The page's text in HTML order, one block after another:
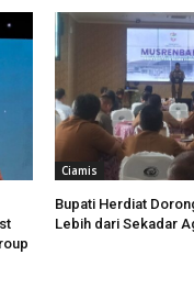
Ciamis
Bupati Herdiat
Lebih dari Sekadar